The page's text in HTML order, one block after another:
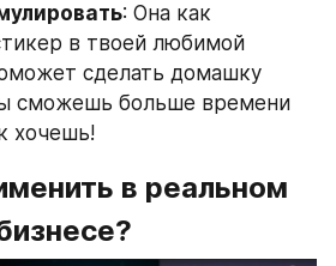
: Она как
в твоей любимой
сделать домашку
сможешь больше времени
хочешь!
в реальном